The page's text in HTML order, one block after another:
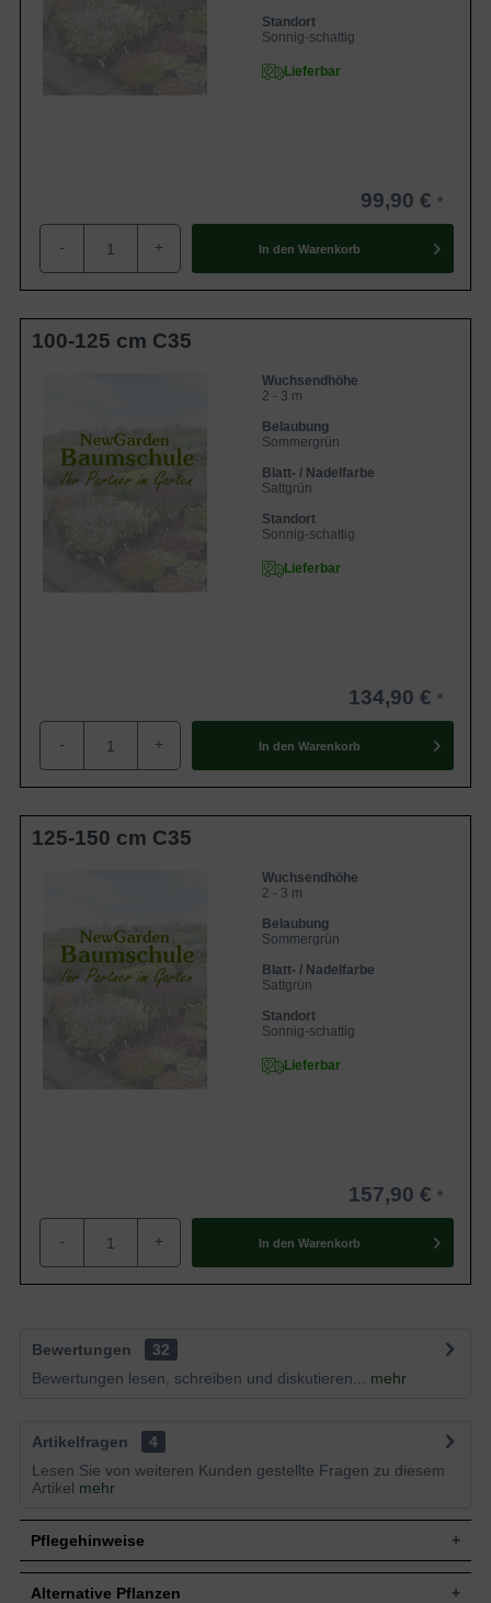
Standort
Sonnig-schattig
Lieferbar
99,90 €
- + In den Warenkorb
100-125 cm C35
Wuchsendhöhe
2 - 3 m
Belaubung
Sommergrün
Blatt- / Nadelfarbe
Sattgrün
Standort
Sonnig-schattig
Lieferbar
134,90 €
- + In den Warenkorb
125-150 cm C35
Wuchsendhöhe
2 - 3 m
Belaubung
Sommergrün
Blatt- / Nadelfarbe
Sattgrün
Standort
Sonnig-schattig
Lieferbar
157,90 €
- + In den Warenkorb
Bewertungen
32
Bewertungen lesen, schreiben und diskutieren...
mehr
Artikelfragen
4
Lesen Sie von weiteren Kunden gestellte Fragen zu diesem
Artikel mehr
Pflegehinweise
Alternative Pflanzen